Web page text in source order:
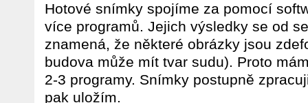
Hotové snímky spojíme za pomocí
více programů. Jejich výsledky se od
znamená, že některé obrázky jsou
budova může mít tvar sudu). Proto
2-3 programy. Snímky postupně
pak uložím.